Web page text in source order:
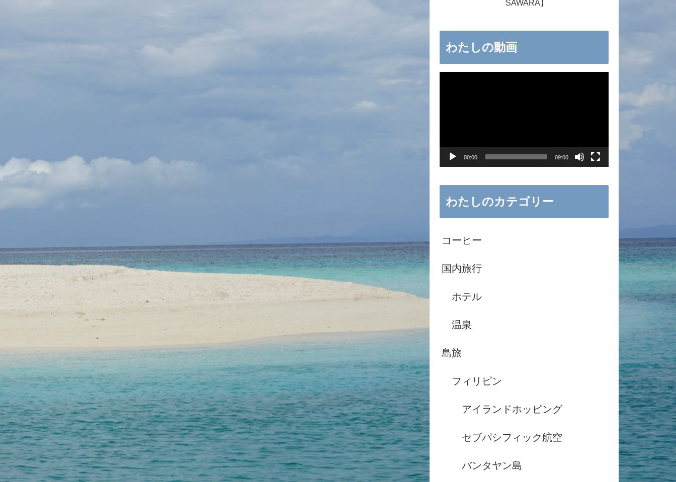
SAWARA】
わたしの動画
ー
00:00 09:00
わたしのカテゴリー
コーヒー
国内旅行
ホテル
温泉
島旅
フィリピン
アイランドホッピング
セブパシフィック航空
バンタヤン島